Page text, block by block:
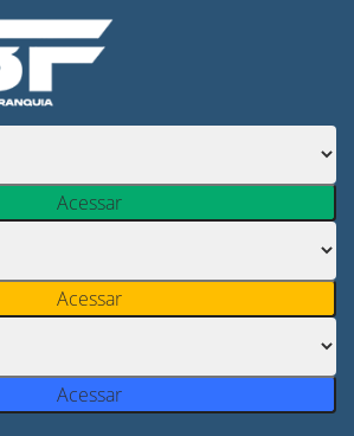
Acessar
Acessar
Acessar